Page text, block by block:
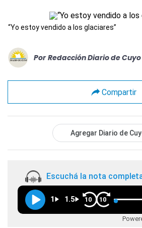
“Yo estoy vendido a los glaciares”
Por Redacción Diario de Cuyo
Compartir
Agregar Diario de
Escuchá la nota
1 1.5 10 10